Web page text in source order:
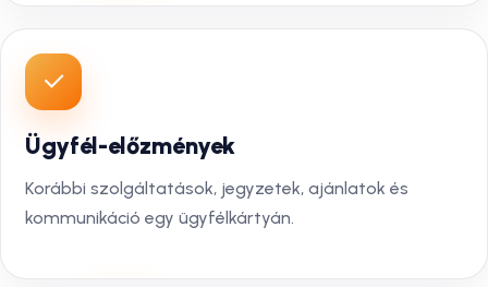
Ügyfél-előzmények
Korábbi szolgáltatások, jegyzetek, ajánlatok és
kommunikáció egy ügyfélkártyán.